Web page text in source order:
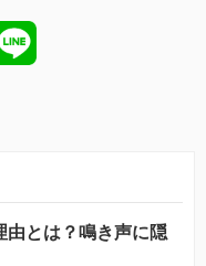
由とは？鳴き声に隠